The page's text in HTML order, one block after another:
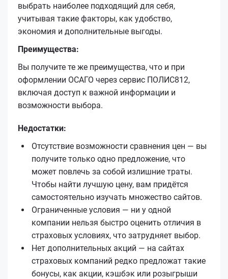
выбрать наиболее подходящий для себя,
учитывая такие факторы, как удобство,
экономия и дополнительные выгоды.
Преимущества:
Вы получите те же преимущества, что и при
оформлении ОСАГО через сервис ПОЛИС812,
включая доступ к важной информации и
возможности выбора.
Недостатки:
Отсутствие возможности сравнения цен — вы
получите только одно предложение, что
может повлечь за собой излишние траты.
Чтобы найти лучшую цену, вам придётся
самостоятельно изучать множество сайтов.
Ограниченные условия — ни у одной
компании нельзя быстро оценить отличия в
страховых условиях, что затрудняет выбор.
Нет дополнительных акций — на сайтах
страховых компаний редко предложат такие
бонусы, как акции, кэшбэк или розыгрыши